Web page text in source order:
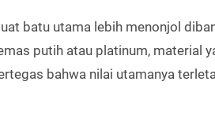
batu utama lebih menonjol
putih atau platinum, material
bahwa nilai utamanya